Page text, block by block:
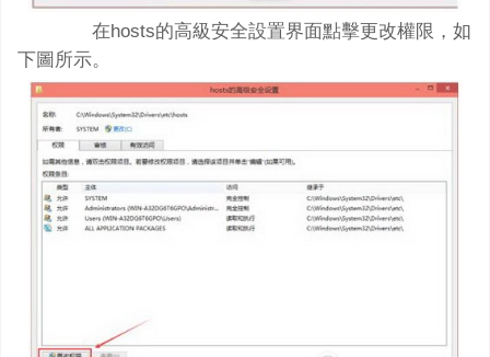
在hosts的高級安全設置界面點擊更改權限，如
下圖所示。